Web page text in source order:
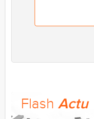
Flash Actu